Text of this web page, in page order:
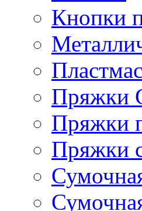
Кнопки
Пряжки
Пряжки
Пряжки